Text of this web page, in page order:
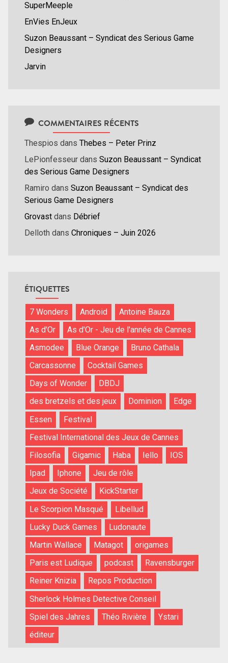
SuperMeeple
EnVies EnJeux
Suzon Beaussant – Syndicat des Serious Game
Designers
Jarvin
COMMENTAIRES RÉCENTS
Thespios dans Thebes – Peter Prinz
LePionfesseur dans Suzon Beaussant – Syndicat
des Serious Game Designers
Ramiro dans Suzon Beaussant – Syndicat des
Serious Game Designers
Grovast dans Débrief
Delloth dans Chroniques – Juin 2026
ÉTIQUETTES
7 Wonders Android
Antoine Bauza
As d'Or
As d'Or - Jeu de l'année de Cannes
Asmodee
Blue Orange
Bruno Cathala
Carcassonne
Cocktail Games
Days of Wonder
DBDJ
des bretzels et des jeux
Dominion
Edge
Essen
Festival
Festival International des Jeux de Cannes
Filosofia
Gigamic Haba Iello
IOS
Ipad
Iphone
Jeu de rôle
Jeux de Société
KickStarter
Le Scorpion Masqué
Libellud
Lucky Duck Games
Ludonaute
Martin Wallace
Matagot
origames
Paris est Ludique
podcast
Ravensburger
Reiner Knizia
Repos Production
Sherlock Holmes Detective Conseil
Spiel des Jahres
Théo Rivière
Ystari
éditeur